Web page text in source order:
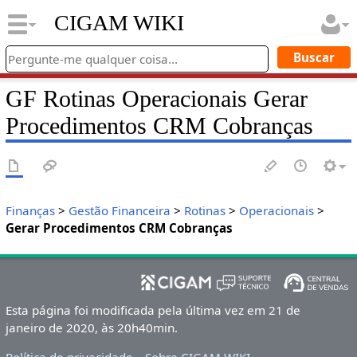
CIGAM WIKI
GF Rotinas Operacionais Gerar
Procedimentos CRM Cobranças
Finanças> Gestão Financeira > Rotinas> Operacionais>
Gerar Procedimentos CRM Cobranças
Esta página foi modificada pela última vez em 21 de
janeiro de 2020, às 20h40min.